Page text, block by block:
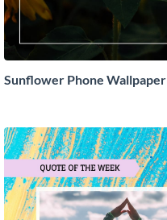
Sunflower Phone Wallpaper